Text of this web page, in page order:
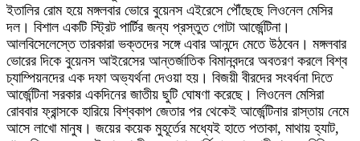
ইতালির রোম হয়ে মঙ্গলবার ভোরে বুয়েনস এইরেসে পৌঁছেছে লিওনেল মেসির
দল। বিশাল একটি স্ট্রিট পার্টির জন্য প্রস্তুত গোটা আর্জেন্টিনা।
আলবিসেলেস্তে তারকারা ভক্তদের সঙ্গে এবার আনন্দে মেতে উঠবেন। মঙ্গলবার
ভোরের দিকে বুয়েনস আইরেসের আন্তর্জাতিক বিমানবন্দরে অবতরণ করলে বিশ্ব
চ্যাম্পিয়নদের এক দফা অভ্যর্থনা দেওয়া হয়। বিজয়ী বীরদের সংবর্ধনা দিতে
আর্জেন্টিনা সরকার একদিনের জাতীয় ছুটি ঘোষণা করেছে। লিওনেল মেসিরা
রোববার ফ্রান্সকে হারিয়ে বিশ্বকাপ জেতার পর থেকেই আর্জেন্টিনার রাস্তায় নেমে
আসে লাখো মানুষ। জয়ের কয়েক মুহূর্তের মধ্যেই হাতে পতাকা, মাথায় হ্যাট,